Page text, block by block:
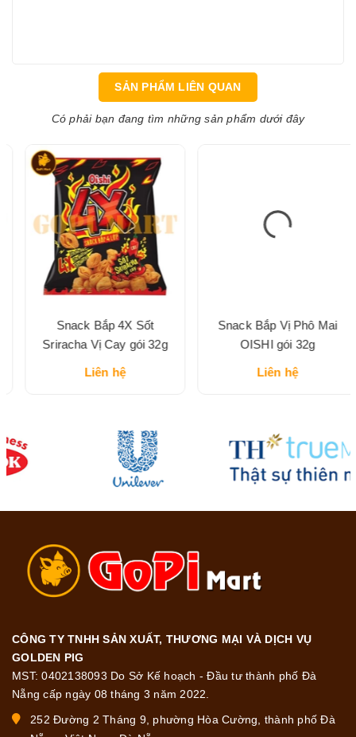
SẢN PHẨM LIÊN QUAN
Có phải bạn đang tìm những sản phẩm dưới đây
Snack Bắp 4X Sốt
Sriracha Vị Cay gói 32g
Liên hệ
Snack Bắp Vị Phô Mai
OISHI gói 32g
Liên hệ
CÔNG TY TNHH SẢN XUẤT, THƯƠNG MẠI VÀ DỊCH VỤ
GOLDEN PIG
MST: 0402138093 Do Sở Kế hoạch - Đầu tư thành phố Đà
Nẵng cấp ngày 08 tháng 3 năm 2022.
252 Đường 2 Tháng 9, phường Hòa Cường, thành phố Đà